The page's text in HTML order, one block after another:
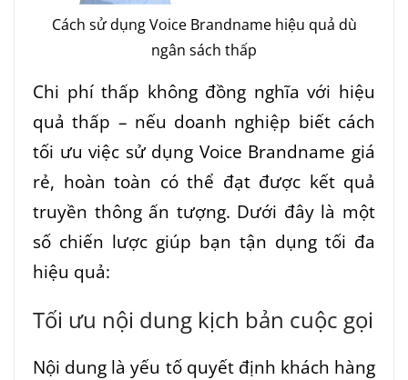
Cách sử dụng Voice Brandname hiệu quả dù
ngân sách thấp
Chi phí thấp không đồng nghĩa với hiệu
quả thấp – nếu doanh nghiệp biết cách
tối ưu việc sử dụng Voice Brandname giá
rẻ, hoàn toàn có thể đạt được kết quả
truyền thông ấn tượng. Dưới đây là một
số chiến lược giúp bạn tận dụng tối đa
hiệu quả:
Tối ưu nội dung kịch bản cuộc gọi
Nội dung là yếu tố quyết định khách hàng